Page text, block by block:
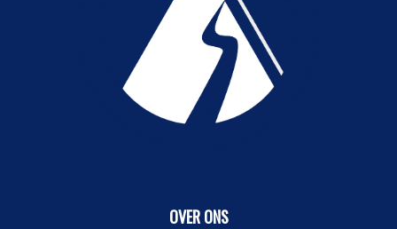
OVER ONS